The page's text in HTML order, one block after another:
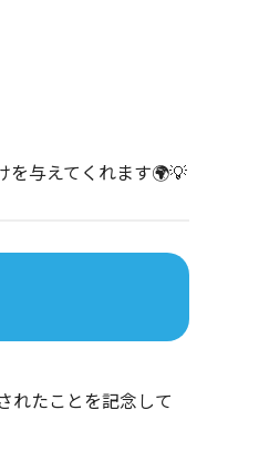
を与えてくれます🌍💡
れたことを記念して